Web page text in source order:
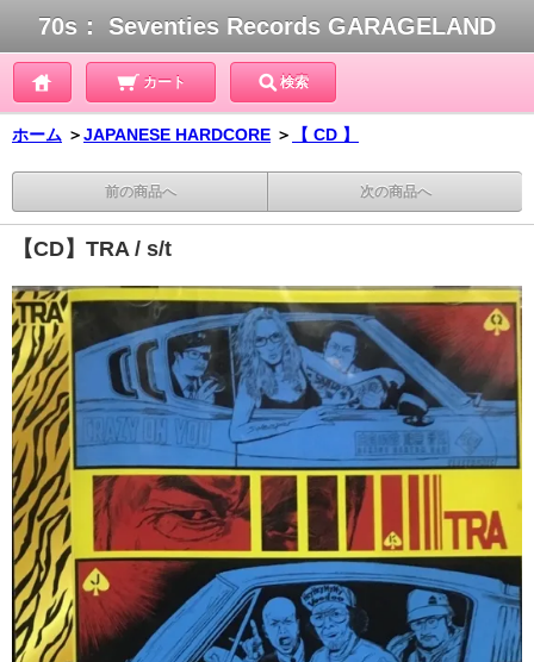
70s： Seventies Records GARAGELAND
カート 検索
ホーム ＞JAPANESE HARDCORE ＞ 【 CD 】
前の商品へ 次の商品へ
【CD】TRA / s/t